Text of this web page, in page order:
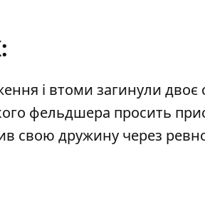
і втоми загинули двоє
фельдшера просить
свою дружину через